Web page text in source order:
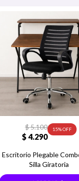
$ 4.290
$5.100 15
Escritorio Plegable
Silla Giratoria